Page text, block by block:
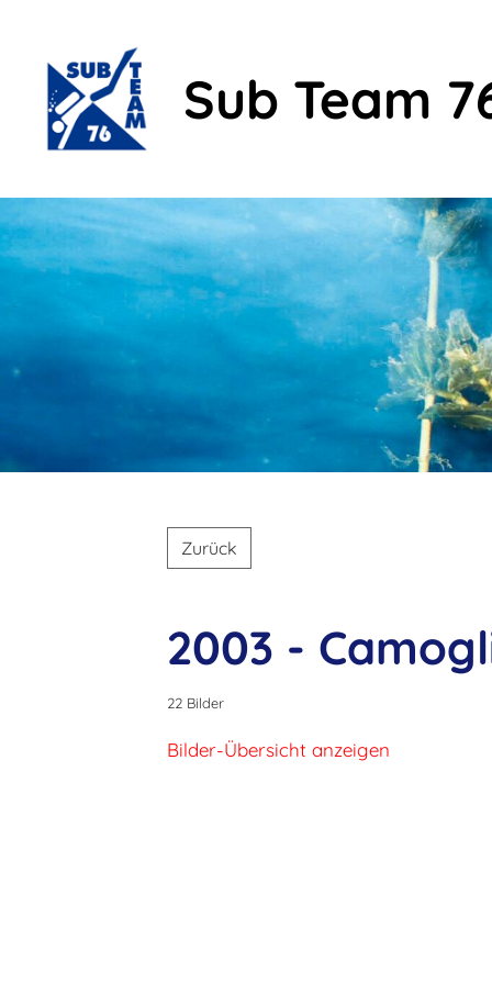
Sub Team
Zurück
2003 -
22 Bilder
Bilder-Übersicht anzeigen